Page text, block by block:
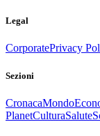
Legal
CorporatePrivacy
Sezioni
CronacaMondo
PlanetCulturaSalute